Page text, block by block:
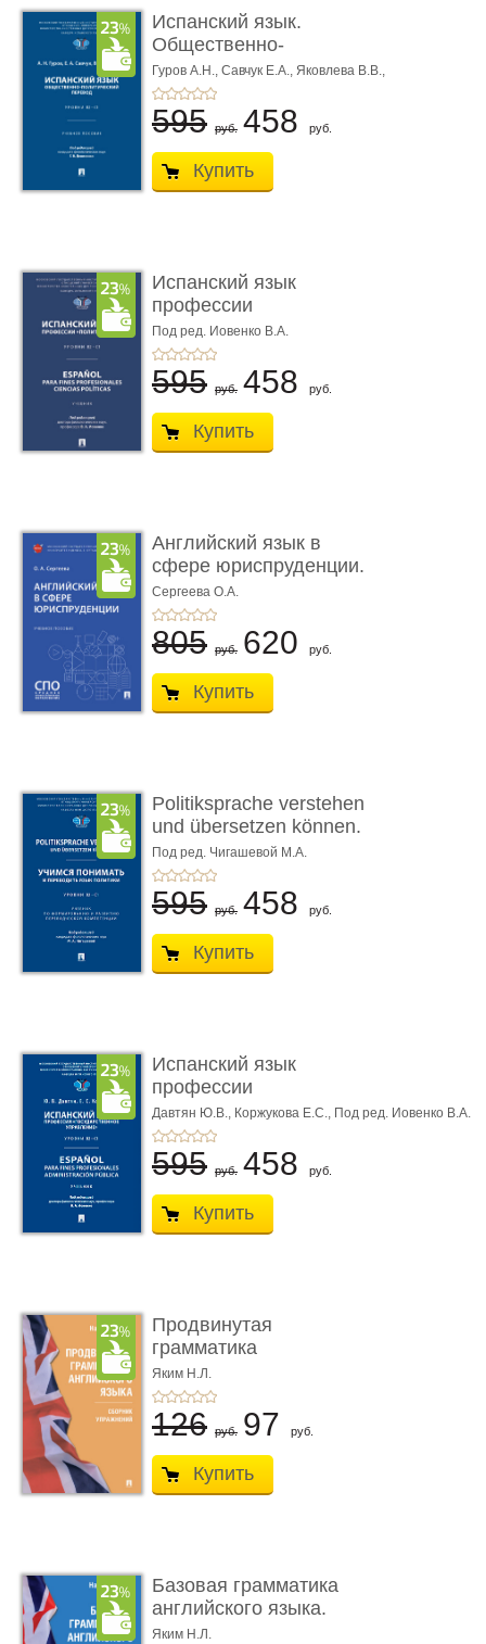
Испанский язык.
Общественно-
политический пере ...
Гуров А.Н., Савчук Е.А., Яковлева В.В.,
Под ред. Денисенко Г.В.
595 руб. 458 руб.
Купить
Испанский язык
профессии
«Политология». Уровн
...
Под ред. Иовенко В.А.
595 руб. 458 руб.
Купить
Английский язык в
сфере юриспруденции.
Учебно� ...
Сергеева О.А.
805 руб. 620 руб.
Купить
Politiksprache verstehen
und übersetzen können.
Учимся понимать и п ...
Под ред. Чигашевой М.А.
595 руб. 458 руб.
Купить
Испанский язык
профессии
«Государственное уп�
...
Давтян Ю.В., Коржукова Е.С., Под ред. Иовенко В.А.
595 руб. 458 руб.
Купить
Продвинутая
грамматика
английского языка. Сбо
...
Яким Н.Л.
126 руб. 97 руб.
Купить
Базовая грамматика
английского языка.
Сборник ...
Яким Н.Л.